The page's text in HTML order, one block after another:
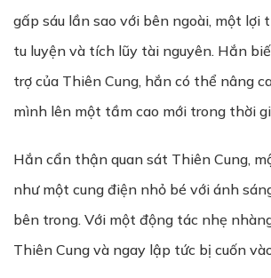
gấp sáu lần sao với bên ngoài, một lợi
tu luyện và tích lũy tài nguyên. Hắn
trợ của Thiên Cung, hắn có thể nâng
mình lên một tầm cao mới trong thời
Hắn cẩn thận quan sát Thiên Cung,
như một cung điện nhỏ bé với ánh
bên trong. Với một động tác nhẹ
Thiên Cung và ngay lập tức bị cuốn